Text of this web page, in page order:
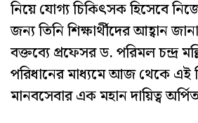
নিয়ে যোগ্য চিকিৎসক হিসেবে
জন্য তিনি শিক্ষার্থীদের আহ্বান
বক্তব্যে প্রফেসর ড. পরিমল চন্দ্র
পরিধানের মাধ্যমে আজ থেকে এই
মানবসেবার এক মহান দায়িত্ব